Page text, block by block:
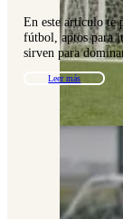
En este artículo te
fútbol, aptos para
sirven para
Leer más